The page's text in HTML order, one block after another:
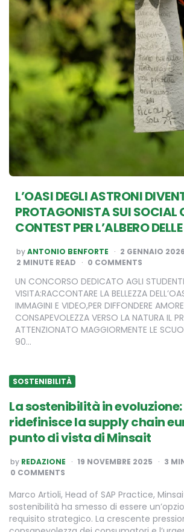
L’OASI DEGLI ASTRONI
PROTAGONISTA SUI SOCIAL
CONTEST PER L’ALBERO
POSTED
BY
byANTONIO BENFORTE
2 GENNAIO 2026
2 MINUTE READ 0 COMMENTS
UN CONCORSO DEDICATO AGLI
VISITA:RACCONTARE LA BELLEZZA
IMMAGINI E VIDEO,PER DIFFONDERE
CONSAPEVOLEZZA VERSO LA NATURA IL
ATTENZIONATO MAGGIORMENTE LE
90…
SOSTENIBILITÀ
La sostenibilità in evoluzione:
ridefinisce la supply chain
punto di vista di Minsait
POSTED
BY
by REDAZIONE 19 NOVEMBRE 2025 3
0 COMMENTS
Marco Artioli, Head of SAP Practice,
sostenibilità ha smesso di essere
requisito strategico. La crescente